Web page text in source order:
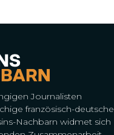
Journalisten
französisch-deutsche
Nachbarn widmet sich